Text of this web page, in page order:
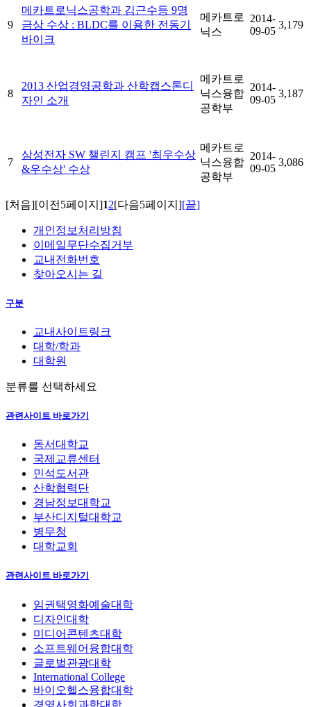
9
메카트로닉스공학과 김근수등 9명
금상 수상 : BLDC를 이용한 전동기
바이크
메카트로
닉스
2014-
09-05
3,179
8
2013 산업경영공학과 산학캡스톤디
자인 소개
메카트로
닉스융합
공학부
2014-
09-05
3,187
7
삼성전자 SW 챌린지 캠프 '최우수상
&우수상' 수상
메카트로
닉스융합
공학부
2014-
09-05
3,086
[처음][이전5페이지]12[다음5페이지][끝]
개인정보처리방침
이메일무단수집거부
교내전화번호
찾아오시는 길
구분
교내사이트링크
대학/학과
대학원
분류를 선택하세요
관련사이트 바로가기
동서대학교
국제교류센터
민석도서관
산학협력단
경남정보대학교
부산디지털대학교
병무청
대학교회
관련사이트 바로가기
임권택영화예술대학
디자인대학
미디어콘텐츠대학
소프트웨어융합대학
글로벌관광대학
International College
바이오헬스융합대학
경영사회과학대학